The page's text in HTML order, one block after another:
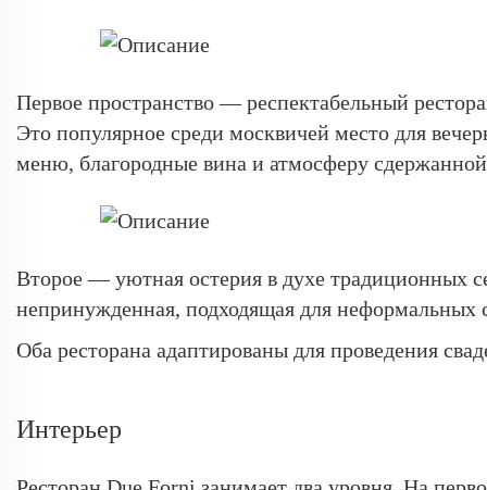
Первое пространство — респектабельный
Это популярное среди москвичей место для
меню, благородные вина и атмосферу сдержанной
Второе — уютная остерия в духе традиционных
непринужденная, подходящая для неформальных
Оба ресторана адаптированы для проведения
Интерьер